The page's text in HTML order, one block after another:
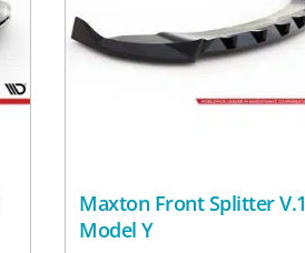
Maxton Front Splitter V.1
Model Y